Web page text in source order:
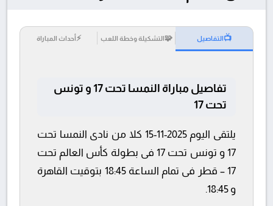
📺التفاصيل 🧩التشكيلة وخطة اللعب ⚡أحداث المباراة
تفاصيل مباراة النمسا تحت 17 و تونس
تحت 17
يلتقى اليوم 2025-11-15 كلا من نادى النمسا تحت
17 و تونس تحت 17 فى بطولة كأس العالم تحت
17 – قطر فى تمام الساعة 18:45 بتوقيت القاهرة
و 18:45.